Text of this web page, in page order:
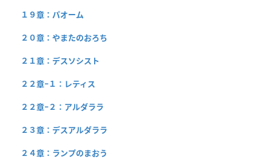
１９章：パオーム
２０章：やまたのおろち
２１章：デスソシスト
２２章−１：レティス
２２章−２：アルダララ
２３章：デスアルダララ
２４章：ランプのまおう